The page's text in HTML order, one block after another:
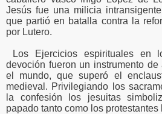
Jesús fue una milicia
que partió en batalla contra la
por Lutero.
Los Ejercicios espirituales en
devoción fueron un instrumento
el mundo, que superó el
medieval. Privilegiando los
la confesión los jesuitas
papado tanto como los protestantes